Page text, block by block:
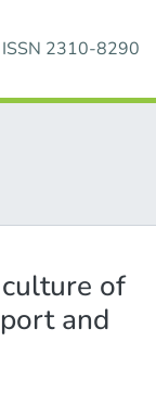
ISSN 2310-8290
of
and